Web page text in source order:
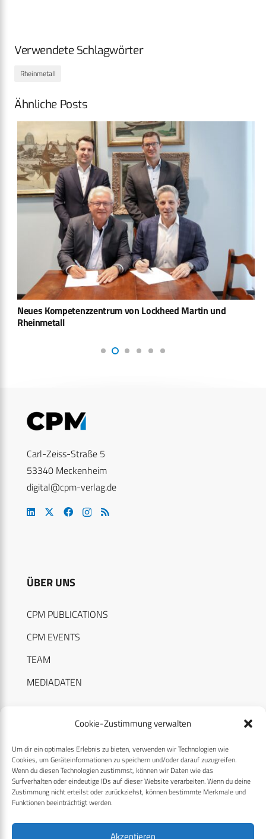
Cookie-Zustimmung verwalten
Um dir ein optimales Erlebnis zu bieten, verwenden wir Technologien wie
Cookies, um Geräteinformationen zu speichern und/oder darauf zuzugreifen.
Wenn du diesen Technologien zustimmst, können wir Daten wie das
Surfverhalten oder eindeutige IDs auf dieser Website verarbeiten. Wenn du deine
Zustimmung nicht erteilst oder zurückziehst, können bestimmte Merkmale und
Funktionen beeinträchtigt werden.
Akzeptieren
Verwendete Schlagwörter
Rheinmetall
Ähnliche Posts
Neues Kompetenzzentrum von Lockheed Martin und
Rheinmetall
Carl-Zeiss-Straße 5
53340 Meckenheim
digital@cpm-verlag.de
ÜBER UNS
CPM PUBLICATIONS
CPM EVENTS
TEAM
MEDIADATEN
RECHTLICHES
Datenschutzerklärung
Cookie-Richtlinie (EU)